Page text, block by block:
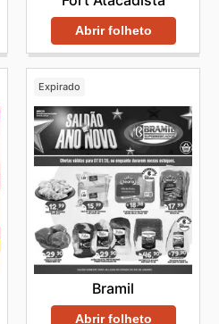
Abrir folheto
Expirado
Bramil
Abrir folheto